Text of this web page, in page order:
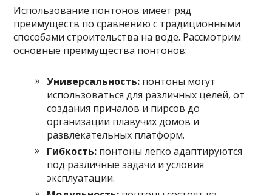
Использование понтонов имеет ряд
преимуществ по сравнению с традиционными
способами строительства на воде. Рассмотрим
основные преимущества понтонов:
Универсальность: понтоны могут
использоваться для различных целей, от
создания причалов и пирсов до
организации плавучих домов и
развлекательных платформ.
Гибкость: понтоны легко адаптируются
под различные задачи и условия
эксплуатации.